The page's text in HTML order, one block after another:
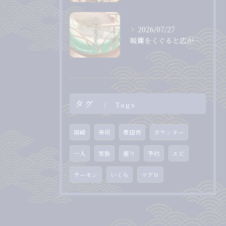
2026/07/27
暖簾をくぐると広がる、落ち着いた和の空間。
タグ Tags
岡崎 寿司 豊田市 カウンター
一人 家族 握り 予約 エビ
サーモン いくら マグロ